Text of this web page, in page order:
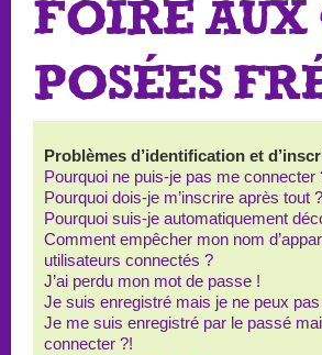
FOIRE AUX
POSÉES
Problèmes d’identification et
Pourquoi ne puis-je pas me connecter
Pourquoi dois-je m’inscrire après tout ?
Pourquoi suis-je automatiquement
Comment empêcher mon nom
utilisateurs connectés ?
J’ai perdu mon mot de passe !
Je suis enregistré mais je ne peux
Je me suis enregistré par le passé
connecter ?!